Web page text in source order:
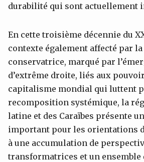
durabilité qui sont actuellement
En cette troisième décennie du
contexte également affecté par
conservatrice, marqué par
d’extrême droite, liés aux
capitalisme mondial qui luttent
recomposition systémique, la
latine et des Caraïbes présente
important pour les orientations
à une accumulation de
transformatrices et un ensemble